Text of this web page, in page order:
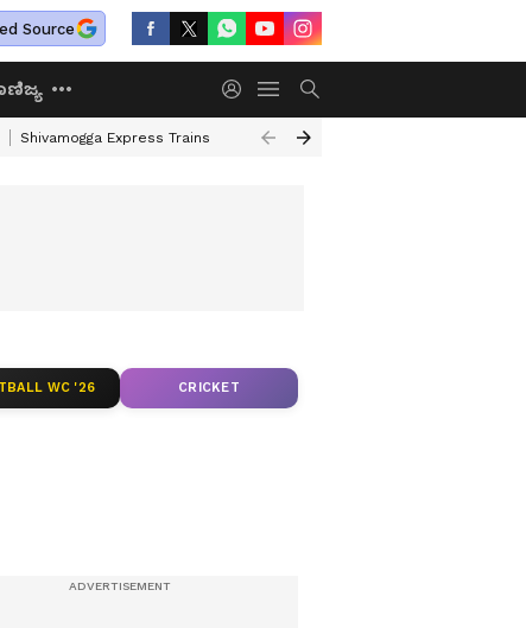
Source
Shivamogga Express Trains Airtel Prepaid Plan
WC '26 CRICKET